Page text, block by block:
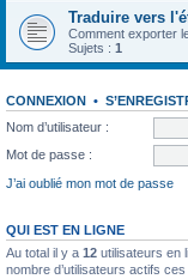
Traduire vers
Comment exporter
Sujets : 1
CONNEXION •
Nom d’utilisateur :
Mot de passe :
J’ai oublié mon mot de passe
QUI EST EN LIGNE
Au total il y a 12 utilisateurs en
nombre d’utilisateurs actifs